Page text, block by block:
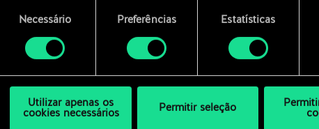
Você encontrará todos os detalhes sobre o uso de cookies
Necessário Preferências Estatísticas
Utilizar apenas os
cookies necessários
Permitir seleção